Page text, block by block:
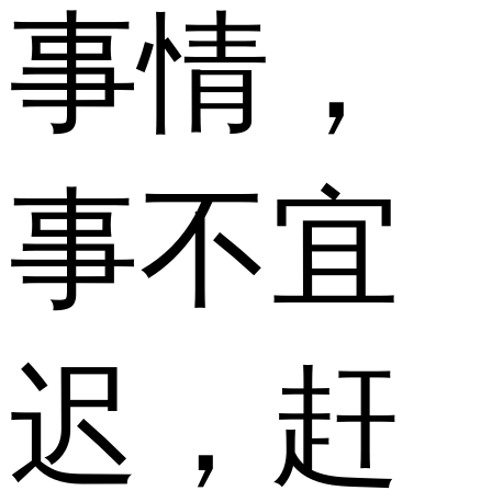
事情，
事不宜
迟，赶